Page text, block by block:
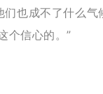
也成不了什么气
个信心的。”